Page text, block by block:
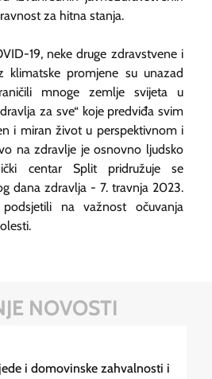
za hitna stanja.
19, neke druge zdravstvene i
klimatske promjene su unazad
mnoge zemlje svijeta u
za sve“ koje predviđa svim
i miran život u perspektivnom i
na zdravlje je osnovno ljudsko
centar Split pridružuje se
dana zdravlja - 7. travnja 2023.
na važnost očuvanja
NOVOSTI
i domovinske zahvalnosti i